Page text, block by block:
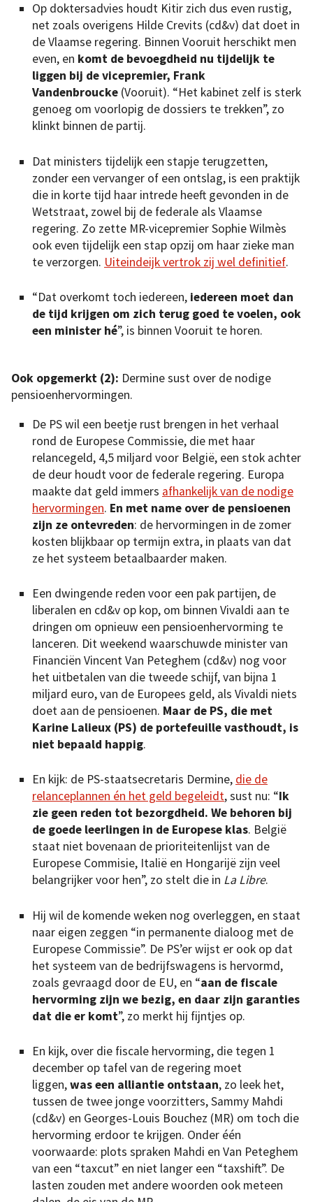
Op doktersadvies houdt Kitir zich dus even rustig,
net zoals overigens Hilde Crevits (cd&v) dat doet in
de Vlaamse regering. Binnen Vooruit herschikt men
even, en komt de bevoegdheid nu tijdelijk te
liggen bij de vicepremier, Frank
Vandenbroucke (Vooruit). “Het kabinet zelf is sterk
genoeg om voorlopig de dossiers te trekken”, zo
klinkt binnen de partij.
Dat ministers tijdelijk een stapje terugzetten,
zonder een vervanger of een ontslag, is een praktijk
die in korte tijd haar intrede heeft gevonden in de
Wetstraat, zowel bij de federale als Vlaamse
regering. Zo zette MR-vicepremier Sophie Wilmès
ook even tijdelijk een stap opzij om haar zieke man
te verzorgen. Uiteindeijk vertrok zij wel definitief.
“Dat overkomt toch iedereen, iedereen moet dan
de tijd krijgen om zich terug goed te voelen, ook
een minister hé”, is binnen Vooruit te horen.
Ook opgemerkt (2): Dermine sust over de nodige
pensioenhervormingen.
De PS wil een beetje rust brengen in het verhaal
rond de Europese Commissie, die met haar
relancegeld, 4,5 miljard voor België, een stok achter
de deur houdt voor de federale regering. Europa
maakte dat geld immers afhankelijk van de nodige
hervormingen. En met name over de pensioenen
zijn ze ontevreden: de hervormingen in de zomer
kosten blijkbaar op termijn extra, in plaats van dat
ze het systeem betaalbaarder maken.
Een dwingende reden voor een pak partijen, de
liberalen en cd&v op kop, om binnen Vivaldi aan te
dringen om opnieuw een pensioenhervorming te
lanceren. Dit weekend waarschuwde minister van
Financiën Vincent Van Peteghem (cd&v) nog voor
het uitbetalen van die tweede schijf, van bijna 1
miljard euro, van de Europees geld, als Vivaldi niets
doet aan de pensioenen. Maar de PS, die met
Karine Lalieux (PS) de portefeuille vasthoudt, is
niet bepaald happig.
En kijk: de PS-staatsecretaris Dermine, die de
relanceplannen én het geld begeleidt, sust nu: “Ik
zie geen reden tot bezorgdheid. We behoren bij
de goede leerlingen in de Europese klas. België
staat niet bovenaan de prioriteitenlijst van de
Europese Commisie, Italië en Hongarijë zijn veel
belangrijker voor hen”, zo stelt die in La Libre.
Hij wil de komende weken nog overleggen, en staat
naar eigen zeggen “in permanente dialoog met de
Europese Commissie”. De PS’er wijst er ook op dat
het systeem van de bedrijfswagens is hervormd,
zoals gevraagd door de EU, en “aan de fiscale
hervorming zijn we bezig, en daar zijn garanties
dat die er komt”, zo merkt hij fijntjes op.
En kijk, over die fiscale hervorming, die tegen 1
december op tafel van de regering moet
liggen,was een alliantie ontstaan, zo leek het,
tussen de twee jonge voorzitters, Sammy Mahdi
(cd&v) en Georges-Louis Bouchez (MR) om toch die
hervorming erdoor te krijgen. Onder één
voorwaarde: plots spraken Mahdi en Van Peteghem
van een “taxcut” en niet langer een “taxshift”. De
lasten zouden met andere woorden ook meteen